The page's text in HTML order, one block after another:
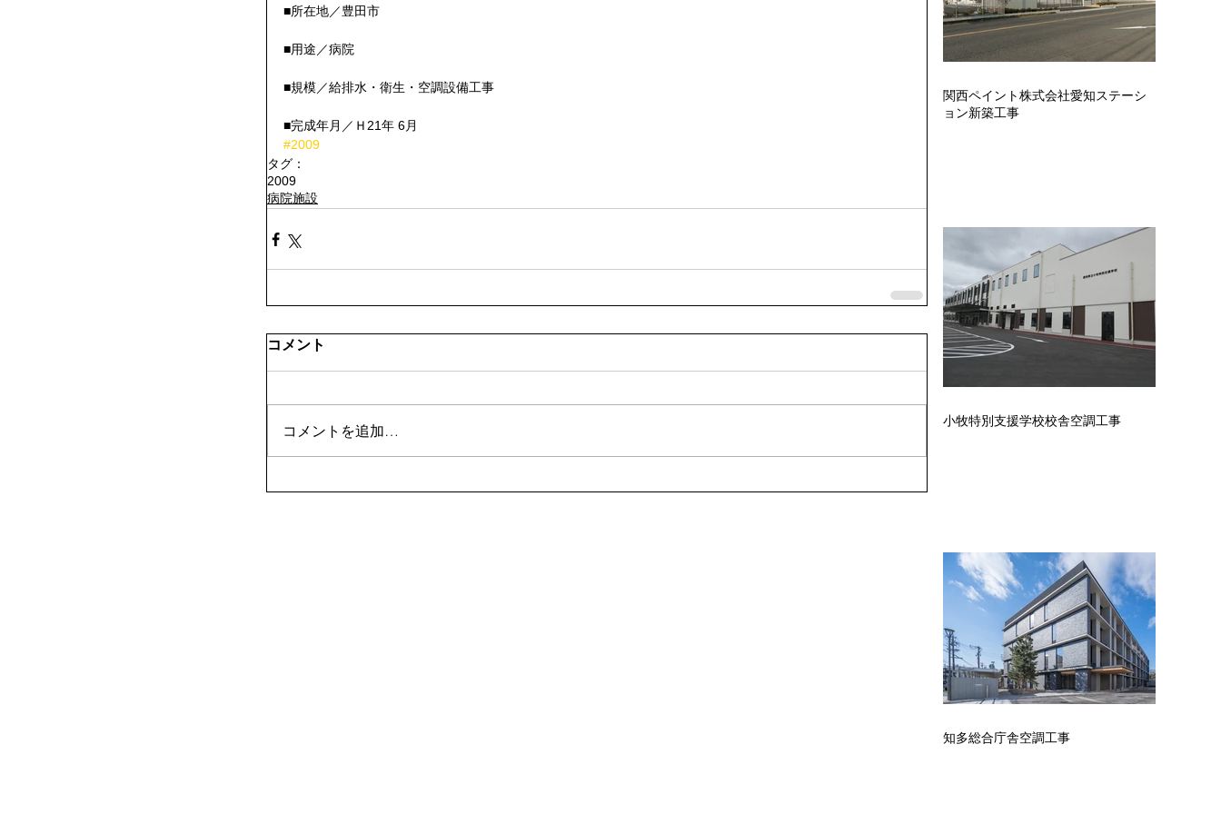
■所在地／豊田市
■用途／病院
■規模／給排水・衛生・空調設備工事
■完成年月／Ｈ21年 6月
#2009
タグ：
2009
病院施設
コメント
コメントを追加…
関西ペイント株式会社愛知ステーシ
ョン新築工事
小牧特別支援学校校舎空調工事
知多総合庁舎空調工事